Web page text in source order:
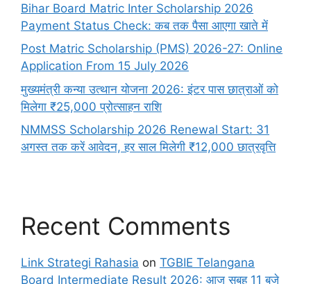
Bihar Board Matric Inter Scholarship 2026
Payment Status Check: कब तक पैसा आएगा खाते में
Post Matric Scholarship (PMS) 2026-27: Online
Application From 15 July 2026
मुख्यमंत्री कन्या उत्थान योजना 2026: इंटर पास छात्राओं को
मिलेगा ₹25,000 प्रोत्साहन राशि
NMMSS Scholarship 2026 Renewal Start: 31
अगस्त तक करें आवेदन, हर साल मिलेगी ₹12,000 छात्रवृत्ति
Recent Comments
Link Strategi Rahasia on TGBIE Telangana
Board Intermediate Result 2026: आज सुबह 11 बजे